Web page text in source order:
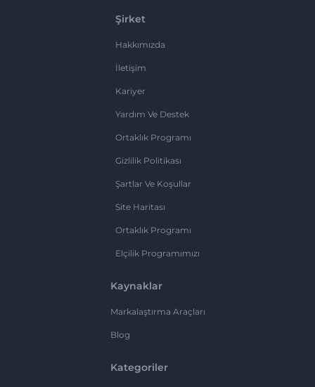
Şirket
Hakkımızda
İletişim
Kariyer
Yardım Ve Destek
Ortaklık Programı
Gizlilik Politikası
Şartlar Ve Koşullar
Site Haritası
Ortaklık Programı
Elçilik Programımızı
Kaynaklar
Markalaştırma Araçları
Blog
Kategoriler